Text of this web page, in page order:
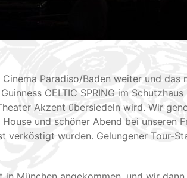
Paradiso/Baden weiter und das
CELTIC SPRING im
Akzent übersiedeln wird. Wir
und schöner Abend bei unseren
verköstigt wurden. Gelungener Tour-